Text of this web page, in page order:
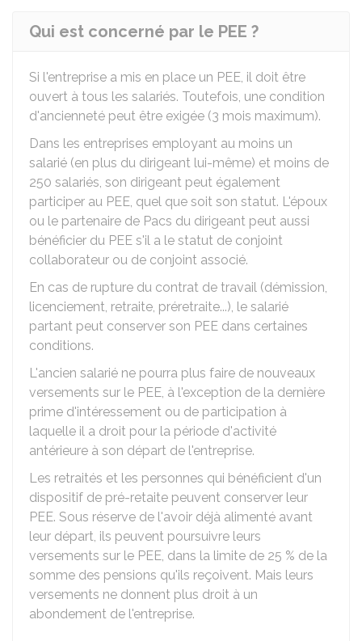
Qui est concerné par le PEE ?
Si l'entreprise a mis en place un PEE, il doit être
ouvert à tous les salariés. Toutefois, une condition
d'ancienneté peut être exigée (3 mois maximum).
Dans les entreprises employant au moins un
salarié (en plus du dirigeant lui-même) et moins de
250 salariés, son dirigeant peut également
participer au PEE, quel que soit son statut. L'époux
ou le partenaire de Pacs du dirigeant peut aussi
bénéficier du PEE s'il a le statut de conjoint
collaborateur ou de conjoint associé.
En cas de rupture du contrat de travail (démission,
licenciement, retraite, préretraite...), le salarié
partant peut conserver son PEE dans certaines
conditions.
L'ancien salarié ne pourra plus faire de nouveaux
versements sur le PEE, à l'exception de la dernière
prime d'intéressement ou de participation à
laquelle il a droit pour la période d'activité
antérieure à son départ de l'entreprise.
Les retraités et les personnes qui bénéficient d'un
dispositif de pré-retaite peuvent conserver leur
PEE. Sous réserve de l'avoir déjà alimenté avant
leur départ, ils peuvent poursuivre leurs
versements sur le PEE, dans la limite de 25 % de la
somme des pensions qu'ils reçoivent. Mais leurs
versements ne donnent plus droit à un
abondement de l'entreprise.